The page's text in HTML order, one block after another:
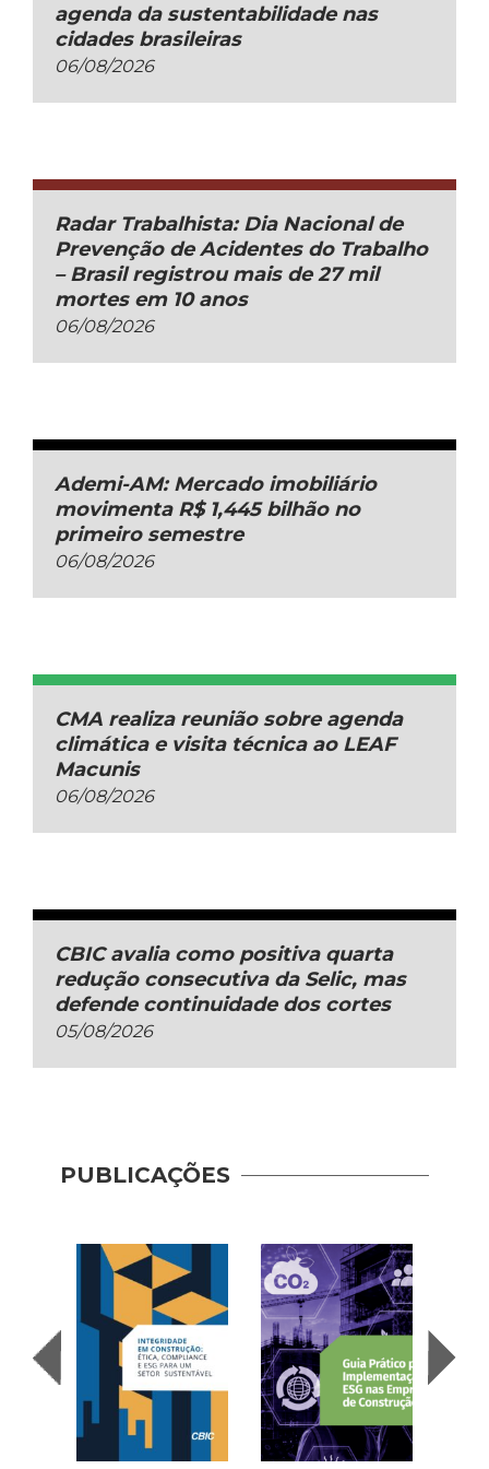
agenda da sustentabilidade nas
cidades brasileiras
06/08/2026
Radar Trabalhista: Dia Nacional de
Prevenção de Acidentes do Trabalho
– Brasil registrou mais de 27 mil
mortes em 10 anos
06/08/2026
Ademi-AM: Mercado imobiliário
movimenta R$ 1,445 bilhão no
primeiro semestre
06/08/2026
CMA realiza reunião sobre agenda
climática e visita técnica ao LEAF
Macunis
06/08/2026
CBIC avalia como positiva quarta
redução consecutiva da Selic, mas
defende continuidade dos cortes
05/08/2026
PUBLICAÇÕES